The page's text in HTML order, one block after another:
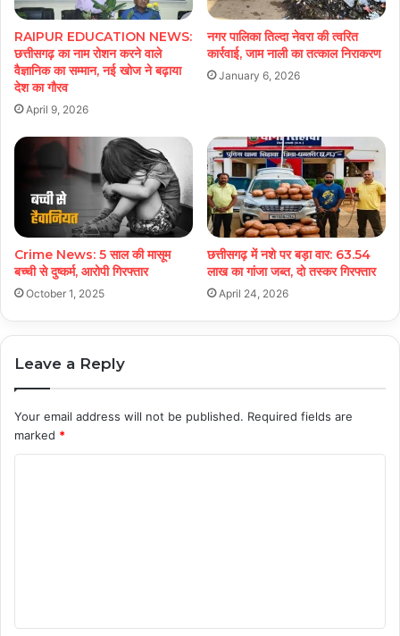
RAIPUR EDUCATION NEWS:
छत्तीसगढ़ का नाम रोशन करने वाले
वैज्ञानिक का सम्मान, नई खोज ने बढ़ाया
देश का गौरव
April 9, 2026
नगर पालिका तिल्दा नेवरा की त्वरित
कार्रवाई, जाम नाली का तत्काल निराकरण
January 6, 2026
Crime News: 5 साल की मासूम
बच्ची से दुष्कर्म, आरोपी गिरफ्तार
October 1, 2025
छत्तीसगढ़ में नशे पर बड़ा वार: 63.54
लाख का गांजा जब्त, दो तस्कर गिरफ्तार
April 24, 2026
Leave a Reply
Your email address will not be published. Required fields are
marked *
t